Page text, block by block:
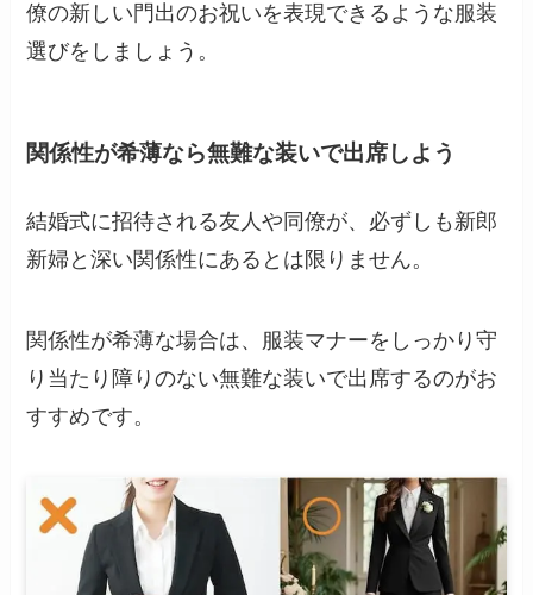
僚の新しい門出のお祝いを表現できるような服装
選びをしましょう。
関係性が希薄なら無難な装いで出席しよう
結婚式に招待される友人や同僚が、必ずしも新郎
新婦と深い関係性にあるとは限りません。
関係性が希薄な場合は、服装マナーをしっかり守
り当たり障りのない無難な装いで出席するのがお
すすめです。